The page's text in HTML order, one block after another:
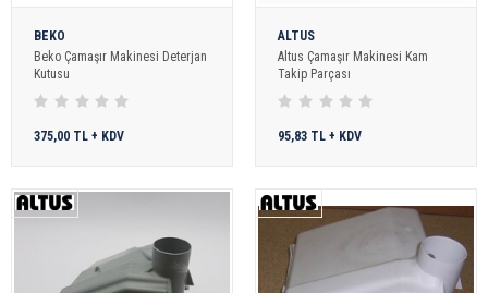
BEKO
Beko Çamaşır Makinesi Deterjan
Kutusu
375,00 TL + KDV
ALTUS
Altus Çamaşır Makinesi Kam
Takip Parçası
95,83 TL + KDV